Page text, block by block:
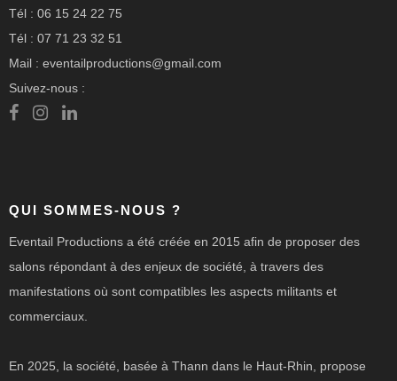
Tél : 06 15 24 22 75
Tél : 07 71 23 32 51
Mail : eventailproductions@gmail.com
Suivez-nous :
QUI SOMMES-NOUS ?
Eventail Productions a été créée en 2015 afin de proposer des
salons répondant à des enjeux de société, à travers des
manifestations où sont compatibles les aspects militants et
commerciaux.
En 2025, la société, basée à Thann dans le Haut-Rhin, propose